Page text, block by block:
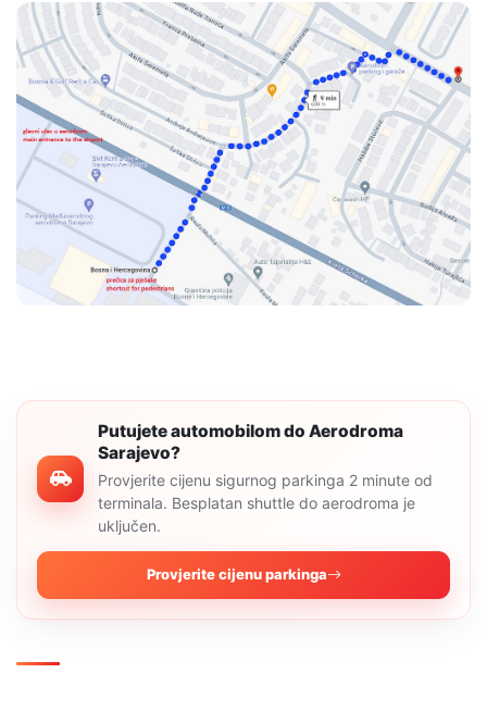
Putujete automobilom do Aerodroma
Sarajevo?
Provjerite cijenu sigurnog parkinga 2 minute od
terminala. Besplatan shuttle do aerodroma je
uključen.
Provjerite cijenu parkinga